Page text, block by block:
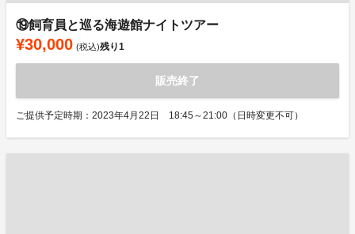
⑲飼育員と巡る海遊館ナイトツアー
¥30,000 (税込)残り1
販売終了
ご提供予定時期：2023年4月22日 18:45～21:00（日時変更不可）